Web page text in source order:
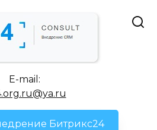
E-mail:
Битрикс24